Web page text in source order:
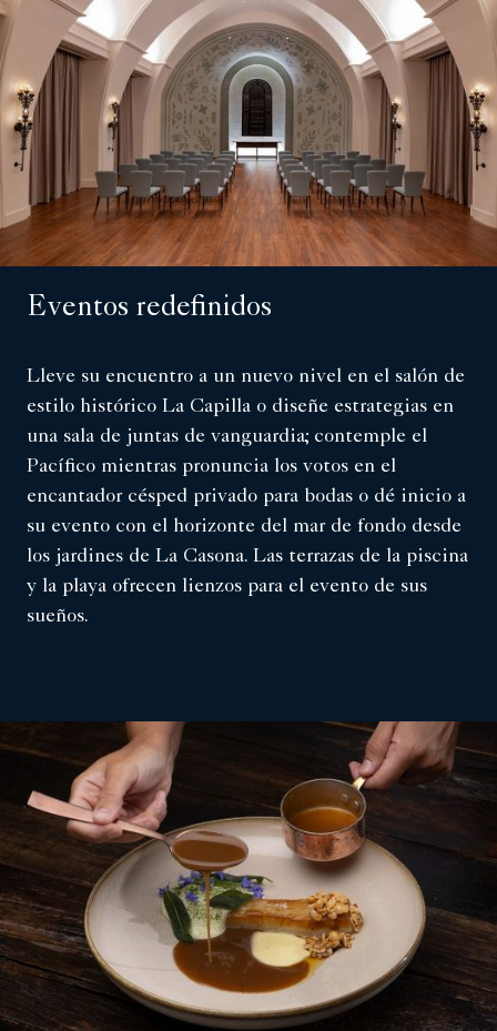
Eventos redefinidos
Lleve su encuentro a un nuevo nivel en el salón de
estilo histórico La Capilla o diseñe estrategias en
una sala de juntas de vanguardia; contemple el
Pacífico mientras pronuncia los votos en el
encantador césped privado para bodas o dé inicio a
su evento con el horizonte del mar de fondo desde
los jardines de La Casona. Las terrazas de la piscina
y la playa ofrecen lienzos para el evento de sus
sueños.